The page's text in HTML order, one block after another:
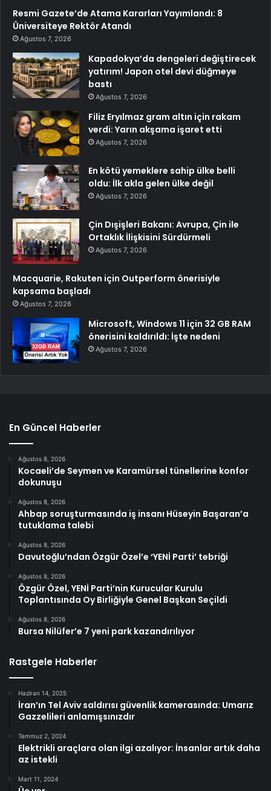
Resmi Gazete’de Atama Kararları Yayımlandı: 8
Üniversiteye Rektör Atandı
Ağustos 7, 2026
Kapadokya’da dengeleri değiştirecek
yatırım! Japon otel devi düğmeye
bastı
Ağustos 7, 2026
Filiz Eryılmaz gram altın için rakam
verdi: Yarın akşama işaret etti
Ağustos 7, 2026
En kötü yemeklere sahip ülke belli
oldu: İlk akla gelen ülke değil
Ağustos 7, 2026
Çin Dışişleri Bakanı: Avrupa, Çin ile
Ortaklık İlişkisini Sürdürmeli
Ağustos 7, 2026
Macquarie, Rakuten için Outperform önerisiyle
kapsama başladı
Ağustos 7, 2026
Microsoft, Windows 11 için 32 GB RAM
önerisini kaldırıldı: İşte nedeni
Ağustos 7, 2026
En Güncel Haberler
Ağustos 8, 2026
Kocaeli’de Seymen ve Karamürsel tünellerine konfor
dokunuşu
Ağustos 8, 2026
Ahbap soruşturmasında iş insanı Hüseyin Başaran’a
tutuklama talebi
Ağustos 8, 2026
Davutoğlu’ndan Özgür Özel’e ‘YENİ Parti’ tebriği
Ağustos 8, 2026
Özgür Özel, YENİ Parti’nin Kurucular Kurulu
Toplantısında Oy Birliğiyle Genel Başkan Seçildi
Ağustos 8, 2026
Bursa Nilüfer’e 7 yeni park kazandırılıyor
Rastgele Haberler
Haziran 14, 2025
İran’ın Tel Aviv saldırısı güvenlik kamerasında: Umarız
Gazzelileri anlamışsınızdır
Temmuz 2, 2024
Elektrikli araçlara olan ilgi azalıyor: İnsanlar artık daha
az istekli
Mart 11, 2024